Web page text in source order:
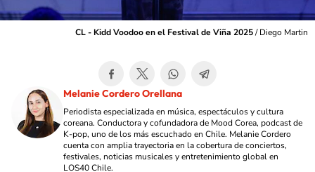
CL - Kidd Voodoo en el Festival de Viña 2025/Diego Martin
Melanie Cordero Orellana
Periodista especializada en música, espectáculos y cultura
coreana. Conductora y cofundadora de Mood Corea, podcast de
K-pop, uno de los más escuchado en Chile. Melanie Cordero
cuenta con amplia trayectoria en la cobertura de conciertos,
festivales, noticias musicales y entretenimiento global en
LOS40 Chile.